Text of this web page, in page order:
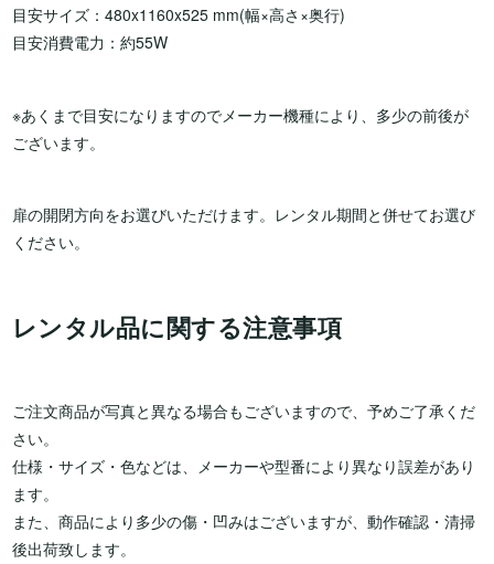
目安サイズ：480x1160x525 mm(幅×高さ×奥行)
目安消費電力：約55W
※あくまで目安になりますのでメーカー機種により、多少の前後が
ございます。
扉の開閉方向をお選びいただけます。レンタル期間と併せてお選び
ください。
レンタル品に関する注意事項
ご注文商品が写真と異なる場合もございますので、予めご了承くだ
さい。
仕様・サイズ・色などは、メーカーや型番により異なり誤差があり
ます。
また、商品により多少の傷・凹みはございますが、動作確認・清掃
後出荷致します。